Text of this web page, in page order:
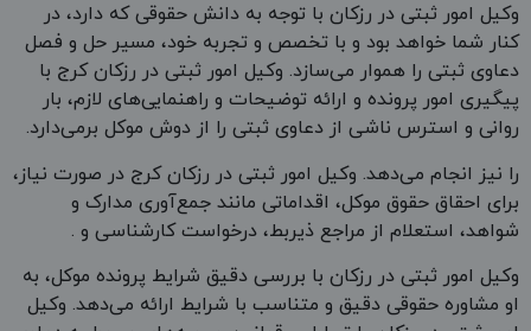
وکیل امور ثبتی در رزکان با توجه به دانش حقوقی که دارد، در
کنار شما خواهد بود و با تخصص و تجربه خود، مسیر حل و فصل
دعاوی ثبتی را هموار می‌سازد. وکیل امور ثبتی در رزکان کرج با
پیگیری امور پرونده و ارائه توضیحات و راهنمایی‌های لازم، بار
روانی و استرس ناشی از دعاوی ثبتی را از دوش موکل برمی‌دارد.
را نیز انجام می‌دهد. وکیل امور ثبتی در رزکان کرج در صورت نیاز،
برای احقاق حقوق موکل، اقداماتی مانند جمع‌آوری مدارک و
شواهد، استعلام از مراجع ذیربط، درخواست کارشناسی و .
وکیل امور ثبتی در رزکان با بررسی دقیق شرایط پرونده موکل، به
او مشاوره حقوقی دقیق و متناسب با شرایط ارائه می‌دهد. وکیل